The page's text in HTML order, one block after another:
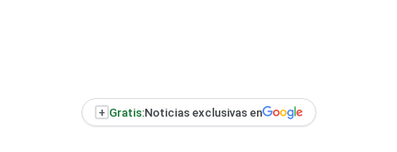
+ Gratis:Noticias exclusivas en